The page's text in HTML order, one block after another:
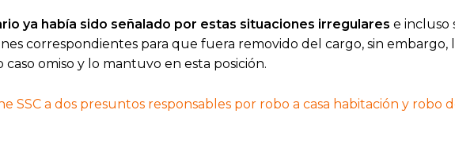
ya había sido señalado por estas situaciones irregulares e incluso
correspondientes para que fuera removido del cargo, sin embargo,
caso omiso y lo mantuvo en esta posición.
SSC a dos presuntos responsables por robo a casa habitación y robo